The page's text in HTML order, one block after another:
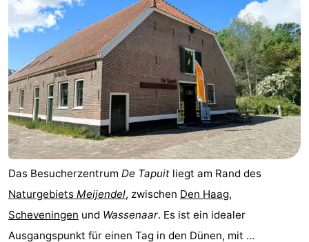
Das Besucherzentrum De Tapuit liegt am Rand des
Naturgebiets Meijendel, zwischen Den Haag,
Scheveningen und Wassenaar. Es ist ein idealer
Ausgangspunkt für einen Tag in den Dünen, mit ...